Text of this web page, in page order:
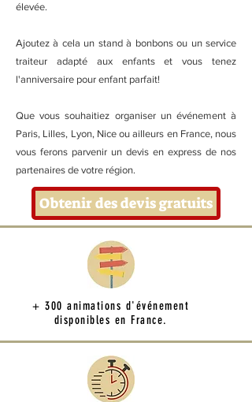
élevée.
Ajoutez à cela un stand à bonbons ou un service
traiteur adapté aux enfants et vous tenez
l'anniversaire pour enfant parfait!
Que vous souhaitiez organiser un événement à
Paris, Lilles, Lyon, Nice ou ailleurs en France, nous
vous ferons parvenir un devis en express de nos
partenaires de votre région.
Obtenir des devis gratuits
+ 300 animations d'événement
disponibles en France.